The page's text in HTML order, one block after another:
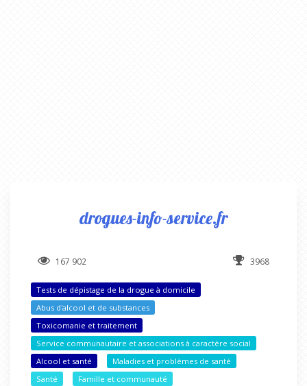
drogues-info-service.fr
167 902 3968
Tests de dépistage de la drogue à domicile
Abus d'alcool et de substances
Toxicomanie et traitement
Service communautaire et associations à caractère social
Alcool et santé
Maladies et problèmes de santé
Santé
Famille et communauté